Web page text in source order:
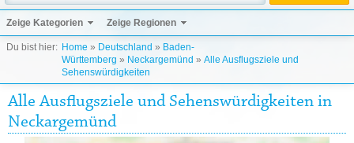
Zeige Kategorien Zeige Regionen
Du bist hier: Home » Deutschland » Baden-
Württemberg » Neckargemünd » Alle Ausflugsziele und
Sehenswürdigkeiten
Alle Ausflugsziele und Sehenswürdigkeiten in
Neckargemünd